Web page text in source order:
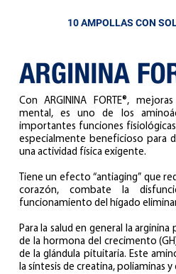
10 AMPOLLAS CON
Con ARGININA FORTE®,
mental, es uno de los
importantes funciones
especialmente beneficioso para
una actividad física exigente.
Tiene un efecto “antiaging” que
corazón, combate la
funcionamiento del hígado
Para la salud en general la
de la hormona del crecimento
de la glándula pituitaria. Este
la síntesis de creatina, poliaminas y